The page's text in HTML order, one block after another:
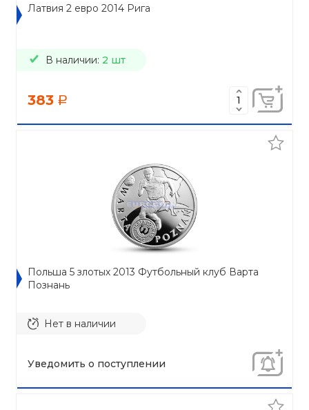
Латвия 2 евро 2014 Рига
В наличии: 2 шт
383 a
Польша 5 злотых 2013 Футбольный клуб Варта
Познань
Нет в наличии
Уведомить о поступлении